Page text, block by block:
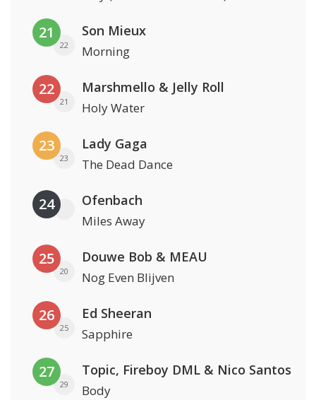
21
22
Son Mieux
Morning
22
21
Marshmello & Jelly Roll
Holy Water
23
23
Lady Gaga
The Dead Dance
24 Ofenbach
Miles Away
25
20
Douwe Bob & MEAU
Nog Even Blijven
26
25
Ed Sheeran
Sapphire
27
29
Topic, Fireboy DML & Nico Santos
Body